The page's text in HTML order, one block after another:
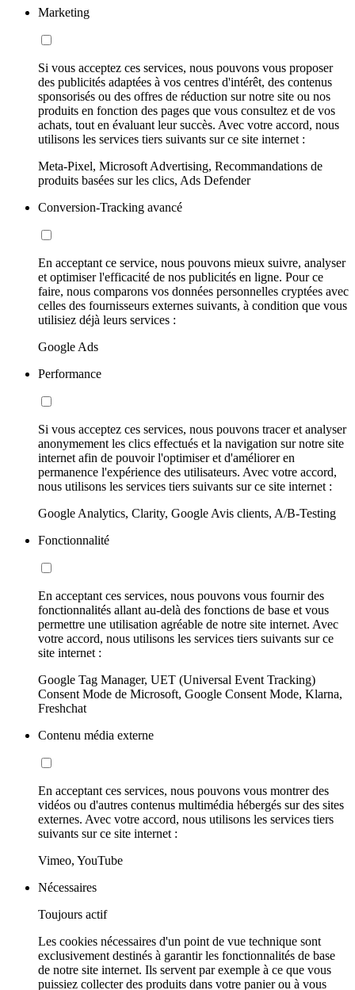
Marketing
Si vous acceptez ces services, nous pouvons vous proposer
des publicités adaptées à vos centres d'intérêt, des contenus
sponsorisés ou des offres de réduction sur notre site ou nos
produits en fonction des pages que vous consultez et de vos
achats, tout en évaluant leur succès. Avec votre accord, nous
utilisons les services tiers suivants sur ce site internet :
Meta-Pixel, Microsoft Advertising, Recommandations de
produits basées sur les clics, Ads Defender
Conversion-Tracking avancé
En acceptant ce service, nous pouvons mieux suivre, analyser
et optimiser l'efficacité de nos publicités en ligne. Pour ce
faire, nous comparons vos données personnelles cryptées avec
celles des fournisseurs externes suivants, à condition que vous
utilisiez déjà leurs services :
Google Ads
Performance
Si vous acceptez ces services, nous pouvons tracer et analyser
anonymement les clics effectués et la navigation sur notre site
internet afin de pouvoir l'optimiser et d'améliorer en
permanence l'expérience des utilisateurs. Avec votre accord,
nous utilisons les services tiers suivants sur ce site internet :
Google Analytics, Clarity, Google Avis clients, A/B-Testing
Fonctionnalité
En acceptant ces services, nous pouvons vous fournir des
fonctionnalités allant au-delà des fonctions de base et vous
permettre une utilisation agréable de notre site internet. Avec
votre accord, nous utilisons les services tiers suivants sur ce
site internet :
Google Tag Manager, UET (Universal Event Tracking)
Consent Mode de Microsoft, Google Consent Mode, Klarna,
Freshchat
Contenu média externe
En acceptant ces services, nous pouvons vous montrer des
vidéos ou d'autres contenus multimédia hébergés sur des sites
externes. Avec votre accord, nous utilisons les services tiers
suivants sur ce site internet :
Vimeo, YouTube
Nécessaires
Toujours actif
Les cookies nécessaires d'un point de vue technique sont
exclusivement destinés à garantir les fonctionnalités de base
de notre site internet. Ils servent par exemple à ce que vous
puissiez collecter des produits dans votre panier ou à vous